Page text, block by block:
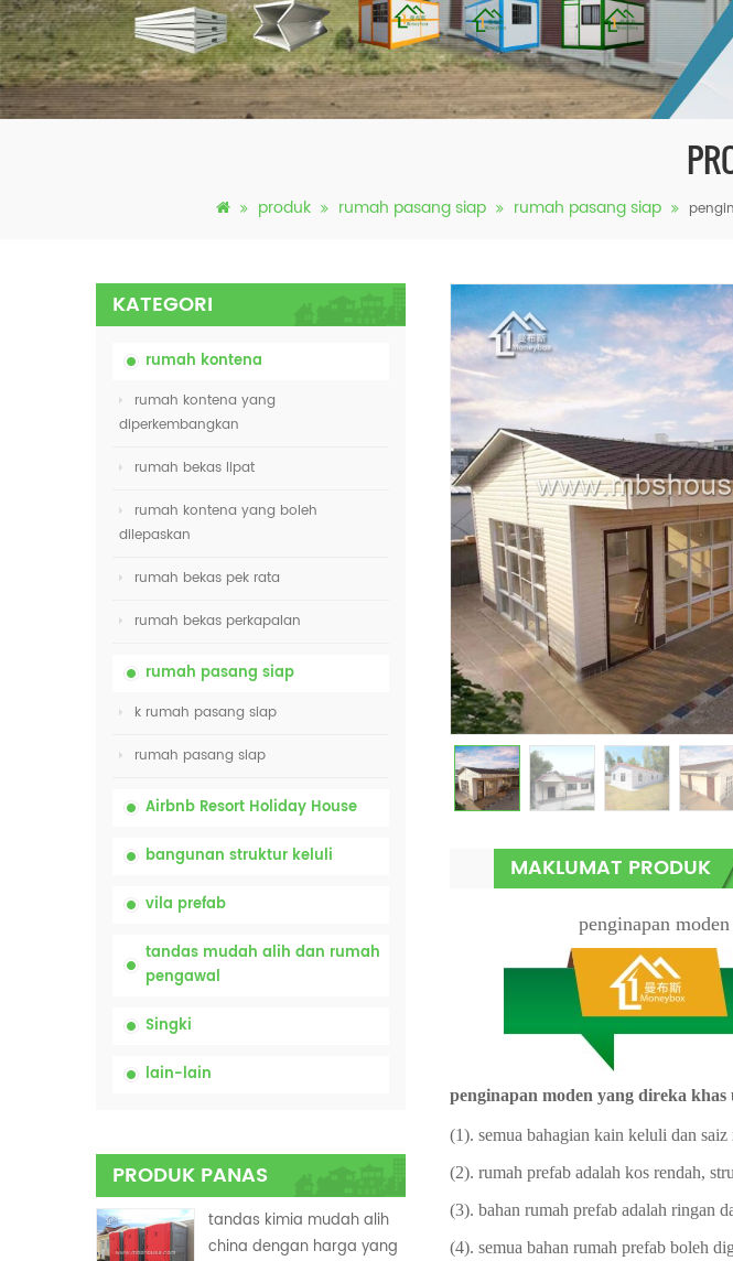
produk rumah pasang siap rumah pasang siap
KATEGORI
rumah kontena
rumah kontena yang
diperkembangkan
rumah bekas lipat
rumah kontena yang boleh
dilepaskan
rumah bekas pek rata
rumah bekas perkapalan
rumah pasang siap
k rumah pasang siap
rumah pasang siap
Airbnb Resort Holiday House
bangunan struktur keluli
vila prefab
tandas mudah alih dan rumah
pengawal
Singki
lain-lain
PRODUK PANAS
tandas kimia mudah alih
china dengan harga yang
MAKLUMAT PRODUK
penginapan
penginapan moden yang direka
(1). semua bahagian kain keluli dan
(2). rumah prefab adalah kos rendah,
(3). bahan rumah prefab adalah ringan
(4). semua bahan rumah prefab boleh